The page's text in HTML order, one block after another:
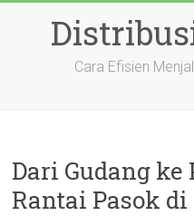
Cara Efisien
Dari Gudang ke
Rantai Pasok